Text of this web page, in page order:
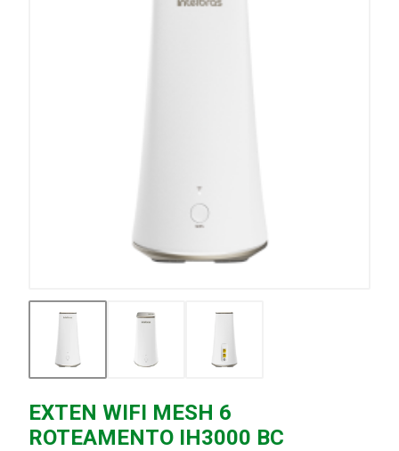
EXTEN WIFI MESH 6
ROTEAMENTO IH3000 BC